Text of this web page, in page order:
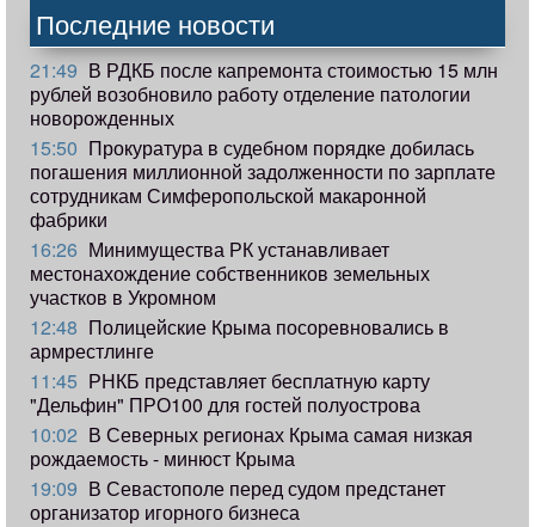
Последние новости
21:49 В РДКБ после капремонта стоимостью 15 млн
рублей возобновило работу отделение патологии
новорожденных
15:50 Прокуратура в судебном порядке добилась
погашения миллионной задолженности по зарплате
сотрудникам Симферопольской макаронной
фабрики
16:26 Минимущества РК устанавливает
местонахождение собственников земельных
участков в Укромном
12:48 Полицейские Крыма посоревновались в
армрестлинге
11:45 РНКБ представляет бесплатную карту
"Дельфин" ПРО100 для гостей полуострова
10:02 В Северных регионах Крыма самая низкая
рождаемость - минюст Крыма
19:09 В Севастополе перед судом предстанет
организатор игорного бизнеса